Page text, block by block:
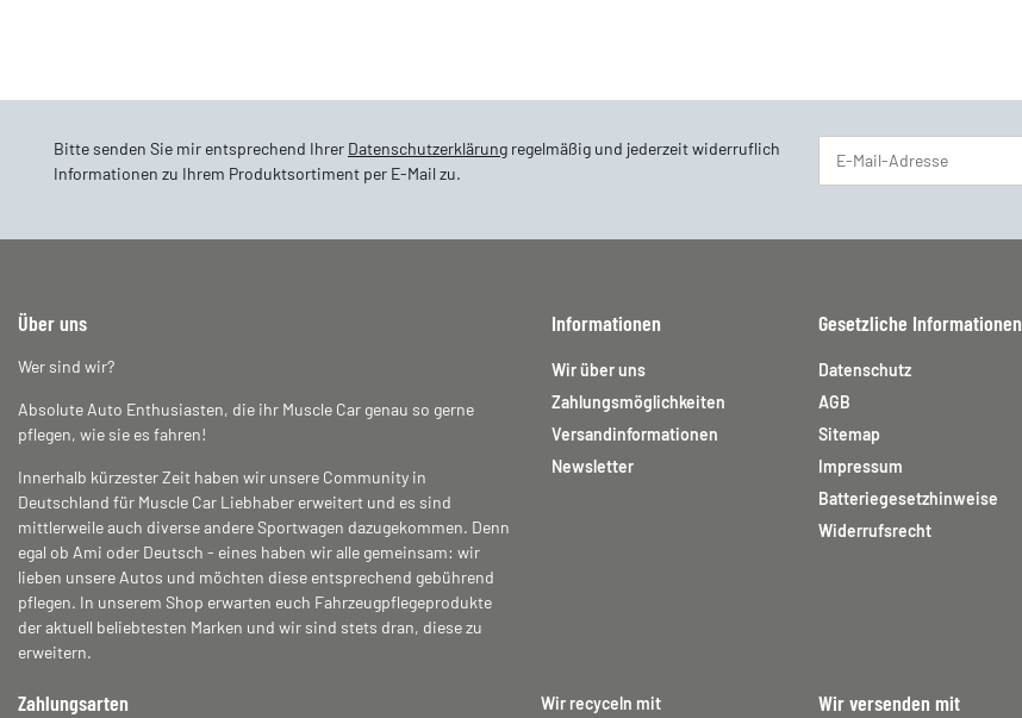
Bitte senden Sie mir entsprechend Ihrer Datenschutzerklärung regelmäßig und jederzeit widerruflich
Informationen zu Ihrem Produktsortiment per E-Mail zu.
Über uns
Wer sind wir?
Absolute Auto Enthusiasten, die ihr Muscle Car genau so gerne
pflegen, wie sie es fahren!
Innerhalb kürzester Zeit haben wir unsere Community in
Deutschland für Muscle Car Liebhaber erweitert und es sind
mittlerweile auch diverse andere Sportwagen dazugekommen. Denn
egal ob Ami oder Deutsch - eines haben wir alle gemeinsam: wir
lieben unsere Autos und möchten diese entsprechend gebührend
pflegen. In unserem Shop erwarten euch Fahrzeugpflegeprodukte
der aktuell beliebtesten Marken und wir sind stets dran, diese zu
erweitern.
Informationen
Wir über uns
Zahlungsmöglichkeiten
Versandinformationen
Newsletter
Gesetzliche Informationen
Datenschutz
AGB
Sitemap
Impressum
Batteriegesetzhinweise
Widerrufsrecht
Zahlungsarten Wir recyceln mit Wir versenden mit